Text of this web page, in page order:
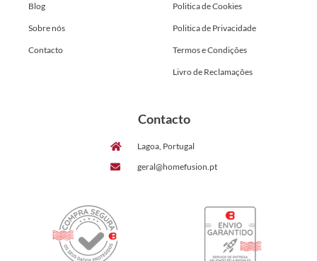
Blog
Sobre nós
Contacto
Politica de Cookies
Politica de Privacidade
Termos e Condições
Livro de Reclamações
Contacto
Lagoa, Portugal
geral@homefusion.pt